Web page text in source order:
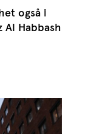
også i
Al Habbash